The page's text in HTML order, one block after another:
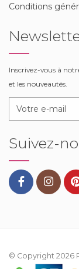
Conditions
Inscrivez-vous à
et les nouveautés.
Suivez-
© Copyright 2026